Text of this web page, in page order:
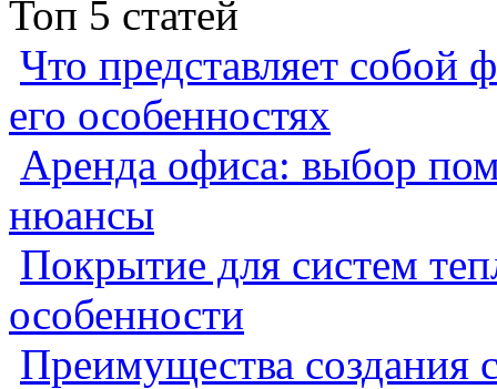
Топ 5 статей
Что представляет собой
его особенностях
Аренда офиса: выбор
нюансы
Покрытие для систем
особенности
Преимущества создания